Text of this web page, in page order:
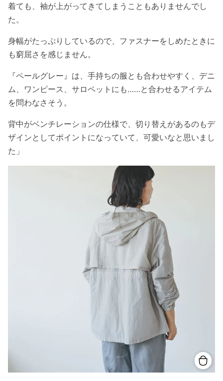
着ても、袖が上がってきてしまうこともありませんでし
た。
身幅がたっぷりしているので、ファスナーをしめたときに
も窮屈さを感じません。
『ペールグレー』は、手持ちの服とも合わせやすく、デニ
ム、ワンピース、サロペットにも……と合わせるアイテム
を問わなさそう。
背中がベンチレーションの仕様で、切り替えがあるのもデ
ザインとしてポイントになっていて、可愛いなと思いまし
た」